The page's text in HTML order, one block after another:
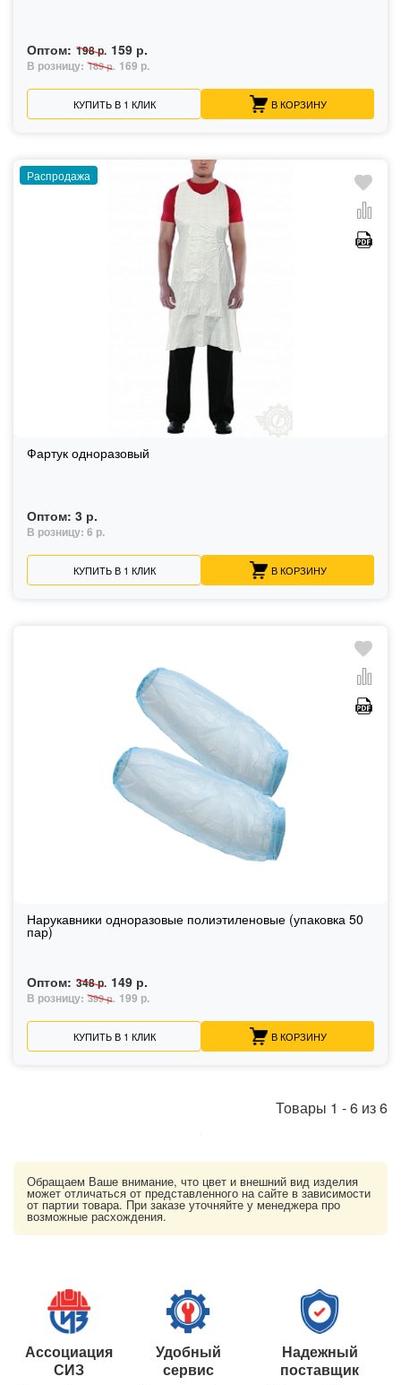
Оптом: 198 р. 159 р.
В розницу: 189 р. 169 р.
КУПИТЬ В 1 КЛИК В КОРЗИНУ
Распродажа
Фартук одноразовый
Оптом: 3 р.
В розницу: 6 р.
КУПИТЬ В 1 КЛИК В КОРЗИНУ
Нарукавники одноразовые полиэтиленовые (упаковка 50
пар)
Оптом: 348 р. 149 р.
В розницу: 399 р. 199 р.
КУПИТЬ В 1 КЛИК В КОРЗИНУ
Товары 1 -6 из6
Обращаем Ваше внимание, что цвет и внешний вид изделия
может отличаться от представленного на сайте в зависимости
от партии товара. При заказе уточняйте у менеджера про
возможные расхождения.
Ассоциация
СИЗ
Удобный
сервис
Надежный
поставщик